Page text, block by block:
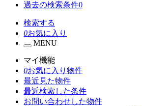
過去の検索条件0
検索する
0お気に入り
MENU
マイ機能
0お気に入り物件
最近見た物件
最近検索した条件
お問い合わせした物件